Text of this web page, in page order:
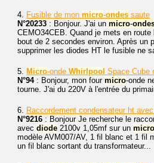
4. Fusible de mon micro-ondes saute
N°20233 : Bonjour. J'ai un micro-
CEMO34CEB. Quand je mets en
bout de 2 secondes environ. Après un
supprimer les diodes HT le fusible ne
5. Micro-onde Whirlpool Space Cube
N°94: Bonjour, mon four micro-onde
tourne. J'ai du 220V à l'entrée du
6. Raccordement condensateur ht avec
N°9216 : Bonjour Je recherche le
avec diode 2100v 1,05mf sur un micro
modèle AVM007/AV, 1 fil blanc et 1 fil
un fil blanc sortant du transformateur...